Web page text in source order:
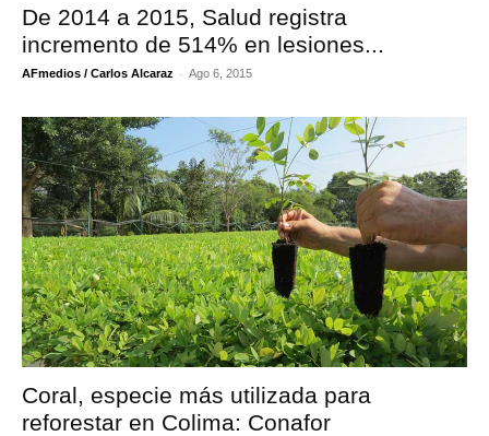
De 2014 a 2015, Salud registra
incremento de 514% en lesiones...
AFmedios / Carlos Alcaraz - Ago 6, 2015
Coral, especie más utilizada para
reforestar en Colima: Conafor